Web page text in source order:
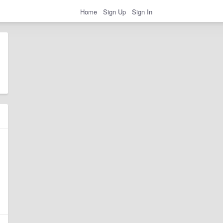
Home Sign Up Sign In